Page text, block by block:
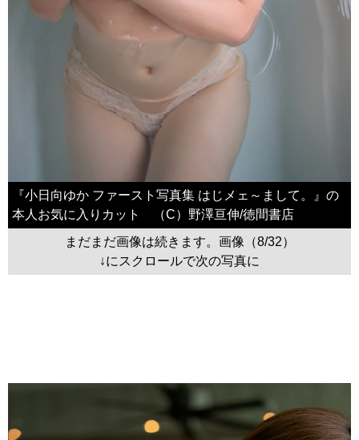
『小日向ゆか ファースト写真集 はじメェ～まして。』の
本人お気に入りカット （C）野澤亘伸/徳間書店
まだまだ画像は続きます。画像（8/32）
↓にスクロールで次の写真に